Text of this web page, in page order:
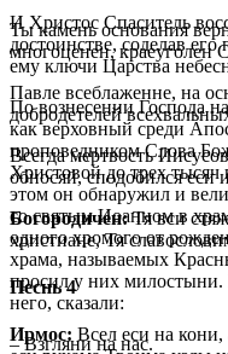
И Христос Спаситель
достоинстве, соделав
ему ключи Царства
По вознесении Господа
как верховный среди
проповедником Слова
Христовой до трех
этом он обнаружил и
со святым Иоанном в
одного хромого от
храма, называемых
просил у них
него, сказали:
– Взгляни на нас.
Ты камень основания
многоценен, краеуголен
Павле всеблаженне, на
добродетелей
Всегда мертвость
обносяй, сподобился еси
Богородичен:Тя вси
христиане, Тя
Песнь 4
Ирмос: Всел еси на